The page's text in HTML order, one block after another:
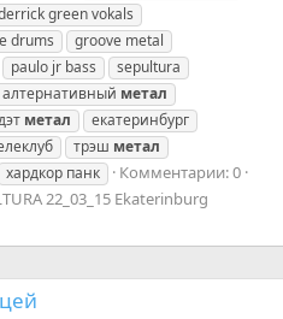
green vokals
drums
groove metal
paulo jr bass
sepultura
алтернативный метал
метал
екатеринбург
трэш метал
хардкор панк
Комментарии: 0
22_03_15 Ekaterinburg